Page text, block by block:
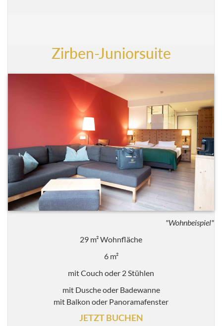
Zirben-Juniorsuite
"Wohnbeispiel"
29 m² Wohnfläche
6 m²
mit Couch oder 2 Stühlen
mit Dusche oder Badewanne
mit Balkon oder Panoramafenster
JETZT BUCHEN